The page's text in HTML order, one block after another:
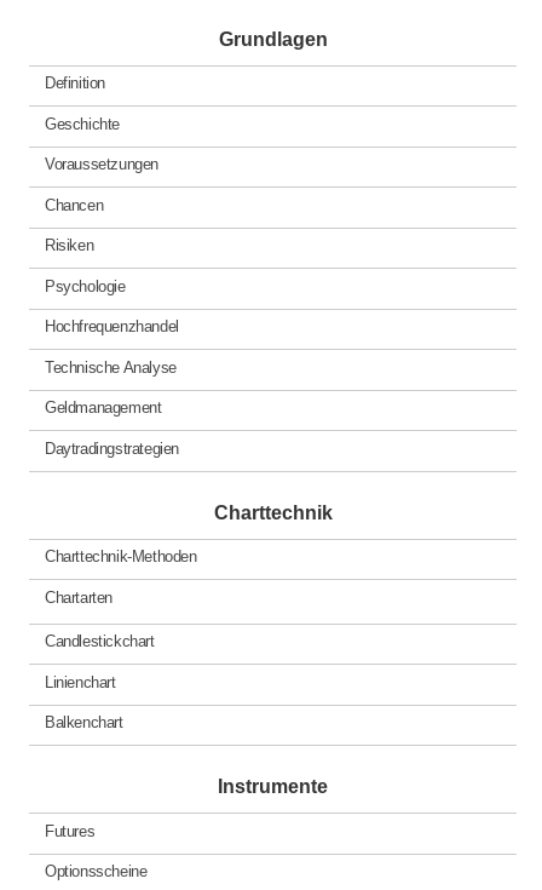
Grundlagen
Definition
Geschichte
Voraussetzungen
Chancen
Risiken
Psychologie
Hochfrequenzhandel
Technische Analyse
Geldmanagement
Daytradingstrategien
Charttechnik
Charttechnik-Methoden
Chartarten
Candlestickchart
Linienchart
Balkenchart
Instrumente
Futures
Optionsscheine